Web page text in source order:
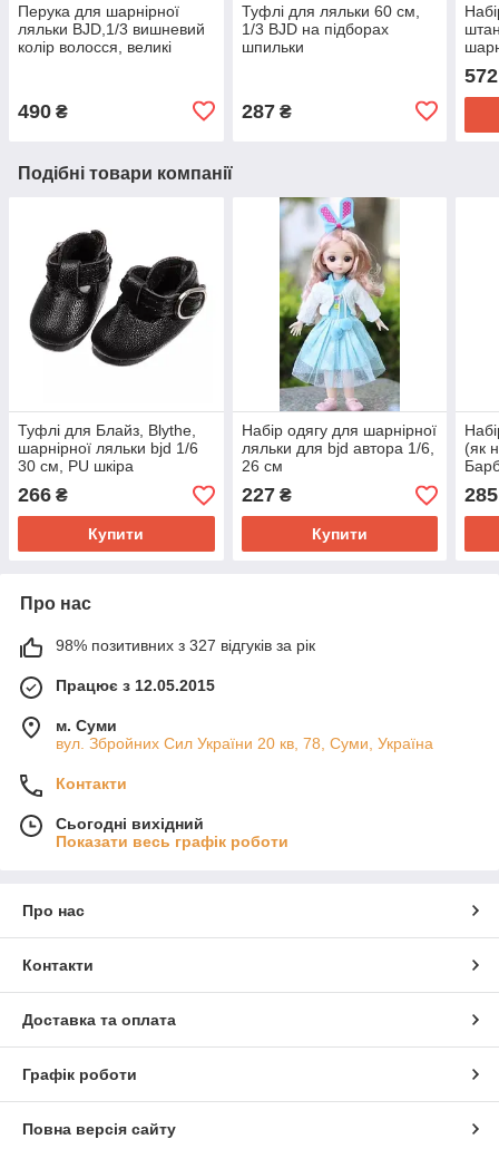
Перука для шарнірної
ляльки BJD,1/3 вишневий
колір волосся, великі
490 ₴
Туфлі для ляльки 60 см,
1/3 BJD на підборах
шпильки
287₴
572
Подібні товари компанії
Туфлі для Блайз, Blythe,
шарнірної ляльки bjd 1/6
30 см, PU шкіра
266 ₴
Купити
Набір одягу для шарнірної
ляльки для bjd автора 1/6,
26 см
227₴
Купити
(як
285
Про нас
98% позитивних з 327 відгуків за рік
Працює з 12.05.2015
м. Суми
вул. Збройних Сил України 20 кв, 78, Суми, Україна
Контакти
Сьогодні вихідний
Показати весь графік роботи
Про нас
Контакти
Доставка та оплата
Графік роботи
Повна версія сайту